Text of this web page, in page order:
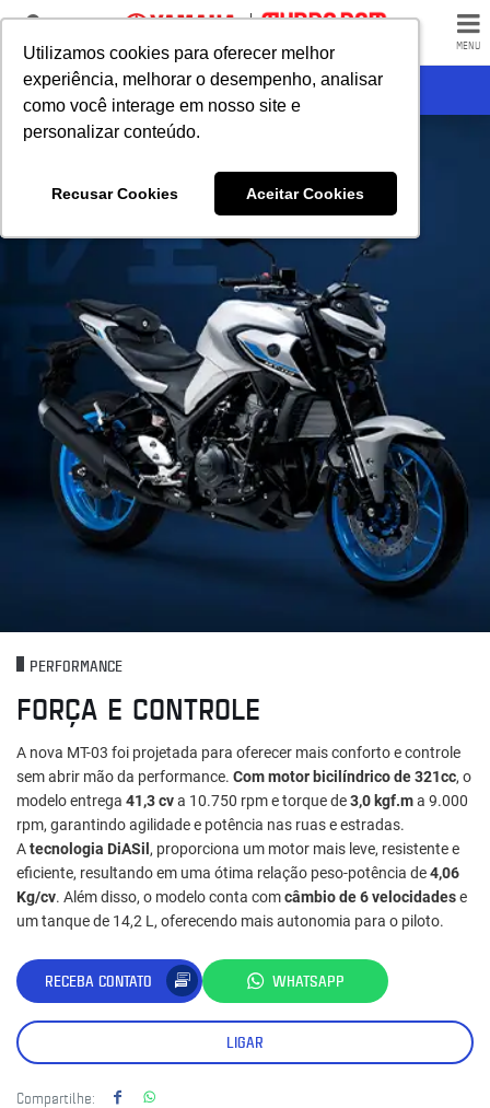
Utilizamos cookies para oferecer melhor
experiência, melhorar o desempenho, analisar
como você interage em nosso site e
personalizar conteúdo.
Recusar Cookies Aceitar Cookies
Utilizamos cookies para oferecer melhor
experiência, melhorar o desempenho, analisar
como você interage em nosso site e
personalizar conteúdo.
Recusar Cookies Aceitar Cookies
LOJAS MENU
RECEBA CONTATO
PERFORMANCE
FORÇA E CONTROLE
A nova MT-03 foi projetada para oferecer mais conforto e controle
sem abrir mão da performance. Com motor bicilíndrico de 321cc, o
modelo entrega 41,3 cva 10.750 rpm e torque de3,0 kgf.ma 9.000
rpm, garantindo agilidade e potência nas ruas e estradas.
Atecnologia DiASil , proporciona um motor mais leve, resistente e
eficiente, resultando em uma ótima relação peso-potência de4,06
Kg/cv. Além disso, o modelo conta comcâmbio de 6 velocidadese
um tanque de 14,2 L, oferecendo mais autonomia para o piloto.
RECEBA CONTATO WHATSAPP
LIGAR
Compartilhe: